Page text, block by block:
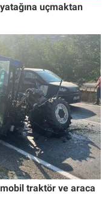
uçmaktan
traktör ve araca